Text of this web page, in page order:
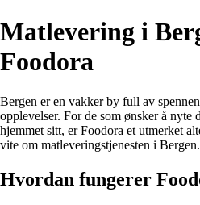
Matlevering i
Foodora
Bergen er en vakker by full av
opplevelser. For de som ønsker å
hjemmet sitt, er Foodora et utmerket
vite om matleveringstjenesten i Bergen.
Hvordan fungerer